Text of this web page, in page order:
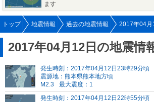
ます
トップ 地震情報 過去の地震情報 2017年04月
2017年04月12日の地震情
発生時刻：2017年04月12日23時29分頃
震源地：熊本県熊本地方頃
M2.3
最大震度：1
発生時刻：2017年04月12日22時55分頃